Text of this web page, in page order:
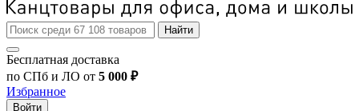
Найти
Бесплатная доставка
по СПб и ЛО от 5 000 ₽
Избранное
Войти